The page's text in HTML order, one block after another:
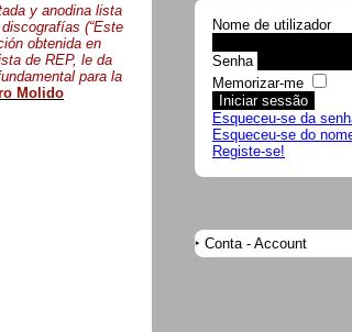
y anodina lista
(“Este
obtenida en
de REP, le da
para la
Molido
Nome de utilizador
Senha
Memorizar-me
Esqueceu-se da
Esqueceu-se do
Registe-se!
Conta - Account